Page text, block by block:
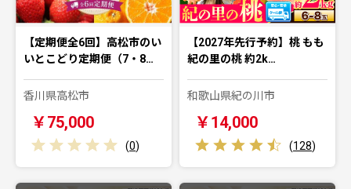
【定期便全6回】高松市のい
いとこどり定期便（7・8…
香川県高松市
￥75,000
(0)
【2027年先行予約】桃 もも
紀の里の桃 約2k…
和歌山県紀の川市
￥14,000
(128)